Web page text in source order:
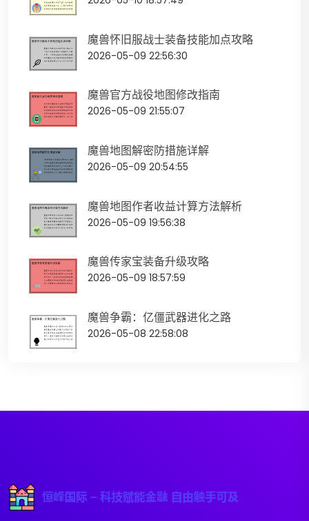
魔兽怀旧服战士装备技能加点攻略
2026-05-09 22:56:30
魔兽官方战役地图修改指南
2026-05-09 21:55:07
魔兽地图解密防措施详解
2026-05-09 20:54:55
魔兽地图作者收益计算方法解析
2026-05-09 19:56:38
魔兽传家宝装备升级攻略
2026-05-09 18:57:59
魔兽争霸：亿僵武器进化之路
2026-05-08 22:58:08